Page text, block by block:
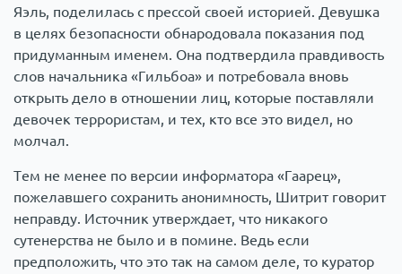
Яэль, поделилась с прессой своей историей. Девушка
в целях безопасности обнародовала показания под
придуманным именем. Она подтвердила правдивость
слов начальника «Гильбоа» и потребовала вновь
открыть дело в отношении лиц, которые поставляли
девочек террористам, и тех, кто все это видел, но
молчал.
Тем не менее по версии информатора «Гаарец»,
пожелавшего сохранить анонимность, Шитрит говорит
неправду. Источник утверждает, что никакого
сутенерства не было и в помине. Ведь если
предположить, что это так на самом деле, то куратор